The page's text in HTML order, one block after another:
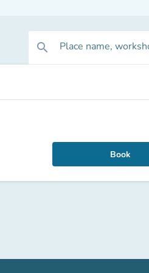
search Place name,
Book